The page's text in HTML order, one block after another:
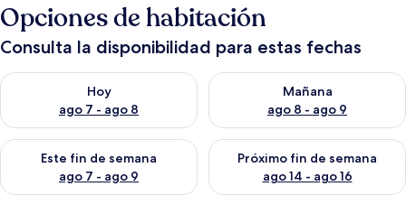
Opciones de habitación
Consulta la disponibilidad para estas fechas
Hoy
ago 7 - ago 8
Consulta la disponibilidad para hoy ago 7 - ago 8
Mañana
ago 8 - ago 9
Consulta la disponibilidad
Este fin de semana
ago 7 - ago 9
Consulta la disponibilidad para este fin de semana ago 7 -
Próximo fin de semana
ago 14 - ago 16
Consulta la disponibilidad